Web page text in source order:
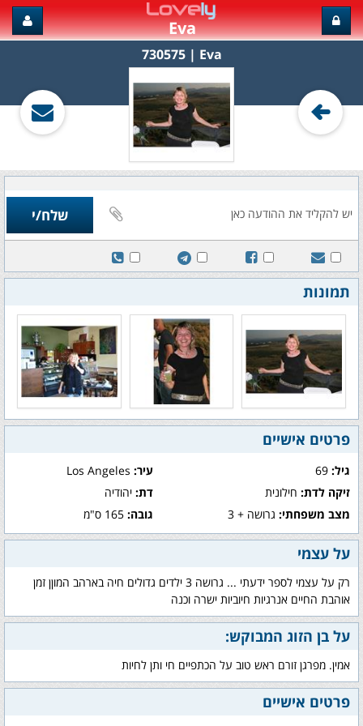
Eva
Eva‏ | 730575
תמונות
פרטים אישיים
גיל: עיר:Los Angeles
זיקה לדת: חילונית דת:יהודיה
מצב משפחתי: גרושה + 3 גובה:165 ס"מ
על עצמי
רק על עצמי לספר ידעתי ... גרושה 3 ילדים גדולים חיה בארהב המוןן זמן
אוהבת החיים אנרגיות חיוביות ישרה וכנה
על בן הזוג המבוקש:
אמין. מפרגן זורם ראש טוב על הכתפיים חי ותן לחיות
פרטים אישיים